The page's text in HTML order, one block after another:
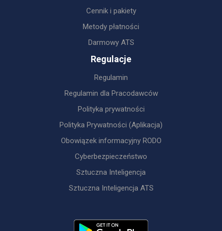
Cennik i pakiety
Metody płatności
Darmowy ATS
Regulacje
Regulamin
Regulamin dla Pracodawców
Polityka prywatności
Polityka Prywatności (Aplikacja)
Obowiązek informacyjny RODO
Cyberbezpieczeństwo
Sztuczna Inteligencja
Sztuczna Inteligencja ATS